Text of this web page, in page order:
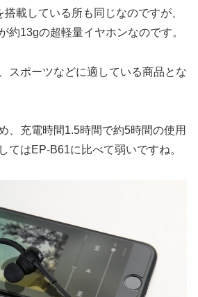
載している所も同じなのですが、
約13gの超軽量イヤホンなのです。
スポーツなどに適している商品とな
、充電時間1.5時間で約5時間の使用
てはEP-B61に比べて弱いですね。